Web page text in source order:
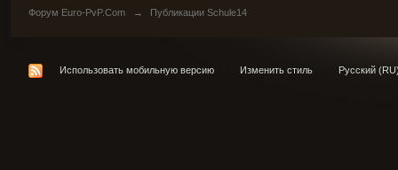
Форум Euro-PvP.Com → Публикации Schule14
Использовать мобильную версию Изменить стиль Русский